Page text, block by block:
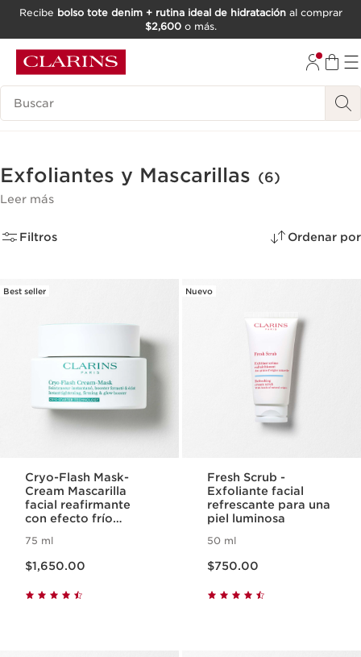
IR AL PIE DE PÁGINA
Recibe bolso tote denim + rutina ideal de hidrataciónal comprar
$2,600o más.
Buscar
Exfoliantes y Mascarillas (6)
Leer más
Filtros Ordenar por
Best seller
Cryo-Flash Mask-
Cream Mascarilla
facial reafirmante
con efecto frío
75 ml
$1,650.00
Nuevo
Fresh Scrub -
Exfoliante facial
refrescante para una
piel luminosa
50 ml
$750.00